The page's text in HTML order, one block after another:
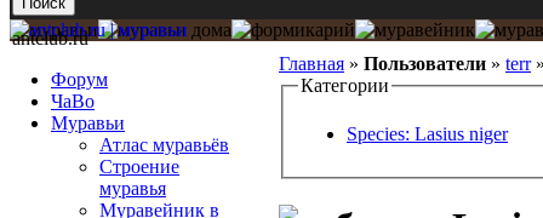
Главная » Пользователи » terr
Категории
Species: Lasius niger
antclub.ru
Форум
ЧаВо
Муравьи
Атлас муравьёв
Строение
муравья
Муравейник в